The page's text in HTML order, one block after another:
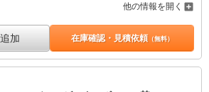
他の情報を開く
加 在庫確認・見積依頼（無料）